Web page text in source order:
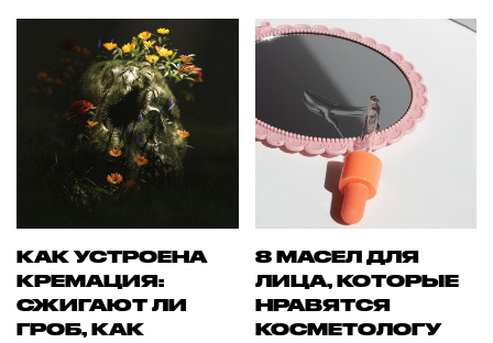
КАК УСТРОЕНА
КРЕМАЦИЯ:
СЖИГАЮТ ЛИ
ГРОБ, КАК
8 МАСЕЛ ДЛЯ
ЛИЦА, КОТОРЫЕ
НРАВЯТСЯ
КОСМЕТОЛОГУ